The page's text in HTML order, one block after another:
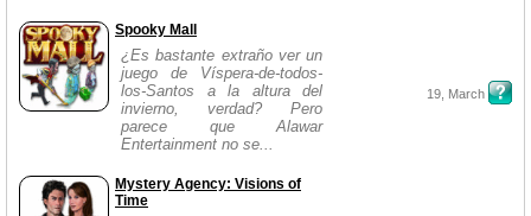
Spooky Mall
¿Es bastante extraño ver un
juego de Víspera-de-todos-
los-Santos a la altura del
invierno, verdad? Pero
parece que Alawar
Entertainment no se...
19, March
Mystery Agency: Visions of
Time